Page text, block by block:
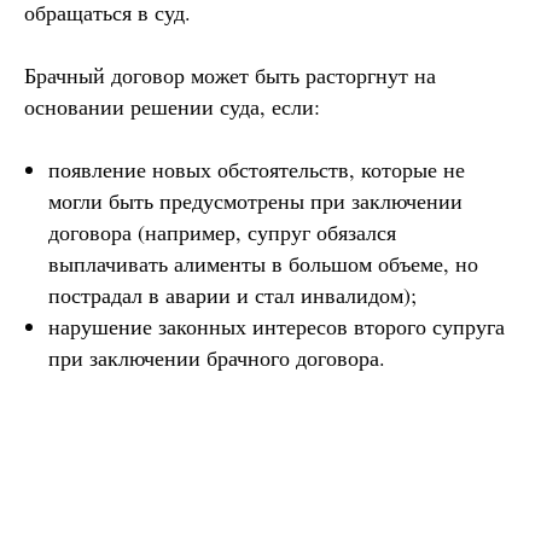
обращаться в суд.
Брачный договор может быть расторгнут на
основании решении суда, если:
появление новых обстоятельств, которые не
могли быть предусмотрены при заключении
договора (например, супруг обязался
выплачивать алименты в большом объеме, но
пострадал в аварии и стал инвалидом);
нарушение законных интересов второго супруга
при заключении брачного договора.